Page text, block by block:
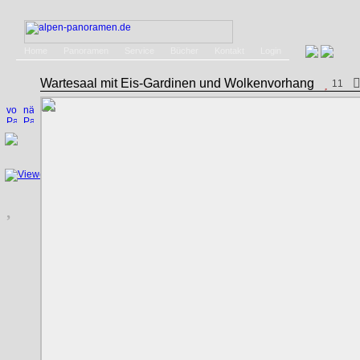
Wartesaal mit Eis-Gardinen und Wolkenvorhang 11